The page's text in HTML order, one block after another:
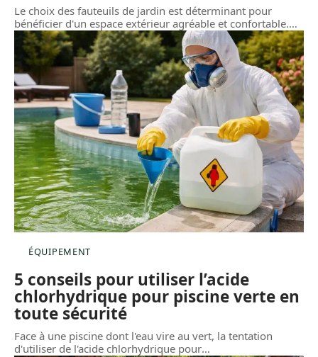
Le choix des fauteuils de jardin est déterminant pour
bénéficier d'un espace extérieur agréable et confortable.…
ÉQUIPEMENT
5 conseils pour utiliser l’acide
chlorhydrique pour piscine verte en
toute sécurité
Face à une piscine dont l'eau vire au vert, la tentation
d'utiliser de l'acide chlorhydrique pour…